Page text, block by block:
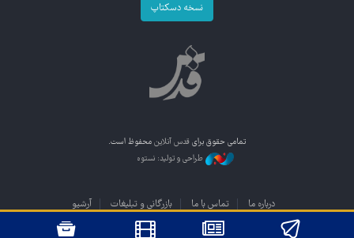
نسخه دسکتاپ
تمامی حقوق برای قدس آنلاین محفوظ است.
طراحی و تولید: نستوه
درباره ما تماس با ما بازرگانی و تبلیغات آرشیو